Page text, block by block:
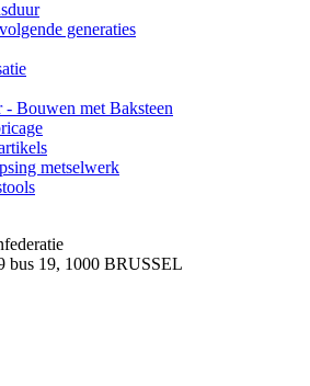
generaties
- Bouwen met Baksteen
metselwerk
bus 19, 1000 BRUSSEL